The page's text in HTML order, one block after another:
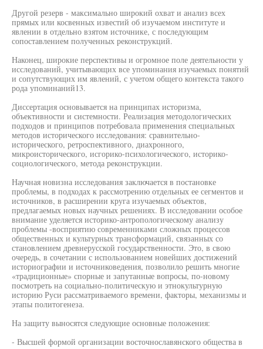
Другой резерв - максимально широкий охват и анализ всех
прямых или косвенных известий об изучаемом институте и
явлении в отдельно взятом источнике, с последующим
сопоставлением полученных реконструкций.
Наконец, широкие перспективы и огромное поле деятельности у
исследований, учитывающих все упоминания изучаемых понятий
и сопутствующих им явлений, с учетом общего контекста такого
рода упоминаний13.
Диссертация основывается на принципах историзма,
объективности и системности. Реализация методологических
подходов и принципов потребовала применения специальных
методов исторического исследования: сравнительно-
исторического, ретроспективного, диахронного,
микроисторического, исгорико-психологического, историко-
социологического, метода реконструкции.
Научная новизна исследования заключается в постановке
проблемы, в подходах к рассмотрению отдельных ее сегментов и
источников, в расширении круга изучаемых объектов,
предлагаемых новых научных решениях. В исследовании особое
внимание уделяется историко-антропологическому анализу
проблемы -восприятию современниками сложных процессов
общественных и культурных трансформаций, связанных со
становлением древнерусской государственности. Это, в свою
очередь, в сочетании с использованием новейших достижений
историографии и источниковедения, позволило решить многие
«традиционные» спорные и запутанные вопросы, по-новому
посмотреть на социально-политическую и этнокультурную
историю Руси рассматриваемого времени, факторы, механизмы и
этапы политогенеза.
На защиту выносятся следующие основные положения:
- Высшей формой организации восточнославянского общества в